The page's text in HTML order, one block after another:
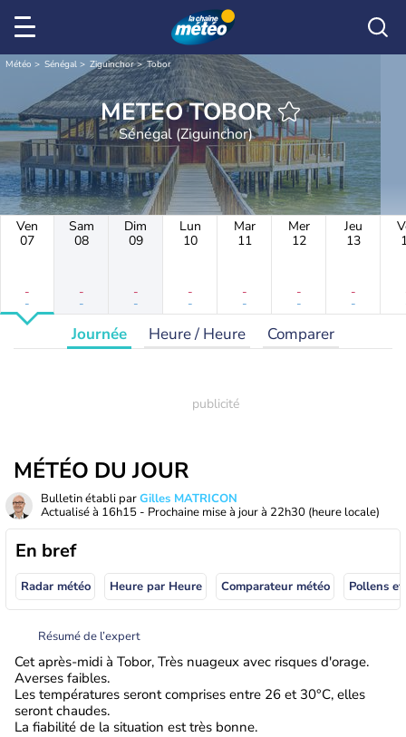
Météo Sénégal Ziguinchor Tobor
METEO TOBOR
Sénégal (Ziguinchor)
Ven
07
-
-
Sam
08
-
-
Dim
09
-
-
Lun
10
-
-
Mar
11
-
-
Mer
12
-
-
Jeu
13
-
-
Journée Heure / Heure Comparer
MÉTÉO DU JOUR
Bulletin établi parGilles MATRICON
Actualisé à 16h15 - Prochaine mise à jour à 22h30 (heure locale)
En bref
Radar météo Heure par Heure Comparateur météo Pollens
Résumé de l’expert
Cet après-midi à Tobor, Très nuageux avec risques d'orage.
Averses faibles.
Les températures seront comprises entre 26 et 30°C, elles
seront chaudes.
La fiabilité de la situation est très bonne.